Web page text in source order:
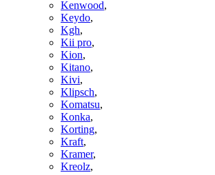
Kenwood,
Keydo,
Kgh,
Kii pro,
Kion,
Kitano,
Kivi,
Klipsch,
Komatsu,
Konka,
Korting,
Kraft,
Kramer,
Kreolz,